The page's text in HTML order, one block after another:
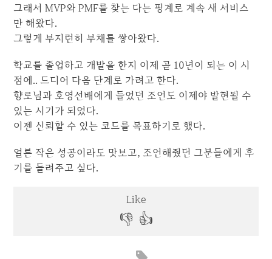
그래서 MVP와 PMF를 찾는 다는 핑계로 계속 새 서비스
만 해왔다.
그렇게 부지런히 부채를 쌓아왔다.
학교를 졸업하고 개발을 한지 이제 곧 10년이 되는 이 시
점에.. 드디어 다음 단계로 가려고 한다.
향로님과 호영선배에게 들었던 조언도 이제야 발현될 수
있는 시기가 되었다.
이젠 신뢰할 수 있는 코드를 목표하기로 했다.
얼른 작은 성공이라도 맛보고, 조언해줬던 그분들에게 후
기를 들려주고 싶다.